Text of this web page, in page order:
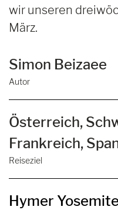
wir unseren
März.
Simon Beizaee
Autor
Reiseziel
Österreich,
Frankreich,
Hymer Yosemite